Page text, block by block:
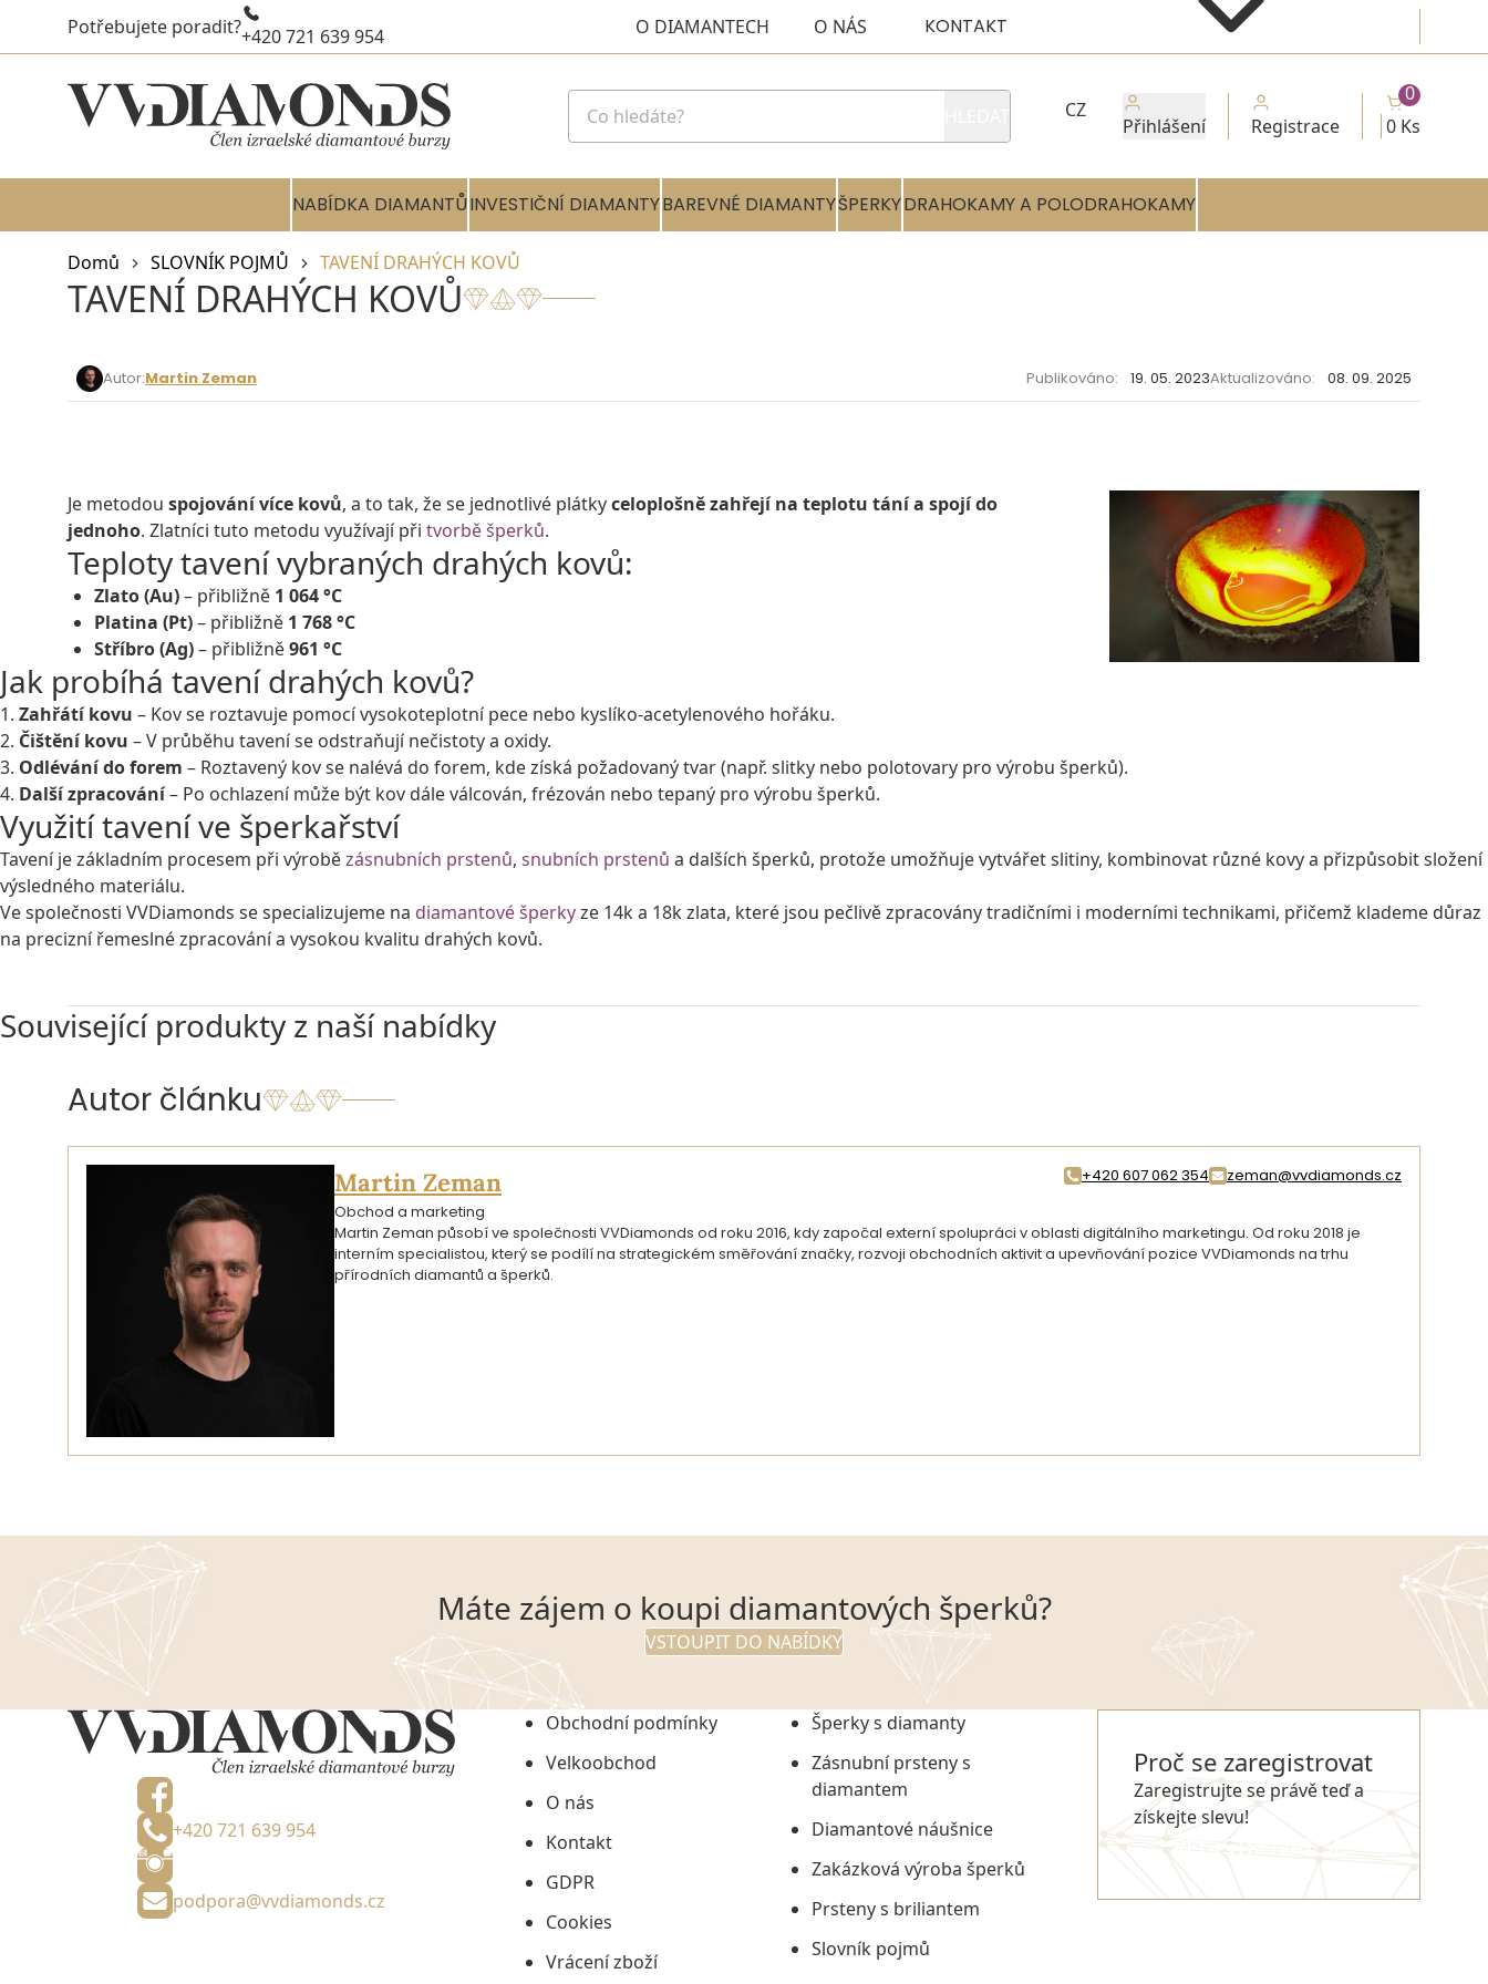
Potřebujete poradit?+420 721 639 954 O DIAMANTECH O NÁS KONTAKT
CZ
Přihlášení Registrace 0 Ks
0
NABÍDKA DIAMANTŮINVESTIČNÍ DIAMANTYBAREVNÉ DIAMANTYŠPERKYDRAHOKAMY A POLODRAHOKAMY
Domů SLOVNÍK POJMŮ TAVENÍ DRAHÝCH KOVŮ
TAVENÍ DRAHÝCH KOVŮ
Autor:Martin Zeman Publikováno: 19. 05. 2023Aktualizováno: 08. 09. 2025
Je metodou spojování více kovů, a to tak, že se jednotlivé plátkyceloplošně zahřejí na teplotu tání a spojí do
jednoho. Zlatníci tuto metodu využívají při tvorbě šperků.
Teploty tavení vybraných drahých kovů:
Zlato (Au)– přibližně 1 064 °C
Platina (Pt)– přibližně 1 768 °C
Stříbro (Ag)– přibližně961 °C
Jak probíhá tavení drahých kovů?
1. Zahřátí kovu – Kov se roztavuje pomocí vysokoteplotní pece nebo kyslíko-acetylenového hořáku.
2. Čištění kovu – V průběhu tavení se odstraňují nečistoty a oxidy.
3. Odlévání do forem – Roztavený kov se nalévá do forem, kde získá požadovaný tvar (např. slitky nebo polotovary pro výrobu šperků).
4. Další zpracování– Po ochlazení může být kov dále válcován, frézován nebo tepaný pro výrobu šperků.
Využití tavení ve šperkařství
Tavení je základním procesem při výrobězásnubních prstenů, snubních prstenů a dalších šperků, protože umožňuje vytvářet slitiny, kombinovat různé kovy a přizpůsobit složení
výsledného materiálu.
Ve společnosti VVDiamonds se specializujeme na diamantové šperkyze 14k a 18k zlata, které jsou pečlivě zpracovány tradičními i moderními technikami, přičemž klademe důraz
na precizní řemeslné zpracování a vysokou kvalitu drahých kovů.
Související produkty z naší nabídky
Autor článku
Martin Zeman
Obchod a marketing
+420 607 062 354 zeman@vvdiamonds.cz
Martin Zeman působí ve společnosti VVDiamonds od roku 2016, kdy započal externí spolupráci v oblasti digitálního marketingu. Od roku 2018 je
interním specialistou, který se podílí na strategickém směřování značky, rozvoji obchodních aktivit a upevňování pozice VVDiamonds na trhu
přírodních diamantů a šperků.
Máte zájem o koupi diamantových šperků?
VSTOUPIT DO NABÍDKY
+420 721 639 954
podpora@vvdiamonds.cz
Obchodní podmínky
Velkoobchod
O nás
Kontakt
GDPR
Cookies
Vrácení zboží
Šperky s diamanty
Zásnubní prsteny s
diamantem
Diamantové náušnice
Zakázková výroba šperků
Prsteny s briliantem
Slovník pojmů
Proč se zaregistrovat
Zaregistrujte se právě teď a
získejte slevu!
REGISTROVAT SE